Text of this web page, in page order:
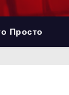
Просто